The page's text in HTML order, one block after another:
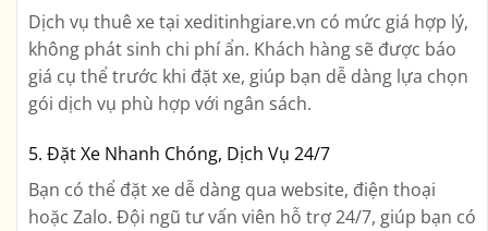
Dịch vụ thuê xe tại xeditinhgiare.vn có mức giá hợp lý,
không phát sinh chi phí ẩn. Khách hàng sẽ được báo
giá cụ thể trước khi đặt xe, giúp bạn dễ dàng lựa chọn
gói dịch vụ phù hợp với ngân sách.
5. Đặt Xe Nhanh Chóng, Dịch Vụ 24/7
Bạn có thể đặt xe dễ dàng qua website, điện thoại
hoặc Zalo. Đội ngũ tư vấn viên hỗ trợ 24/7, giúp bạn có